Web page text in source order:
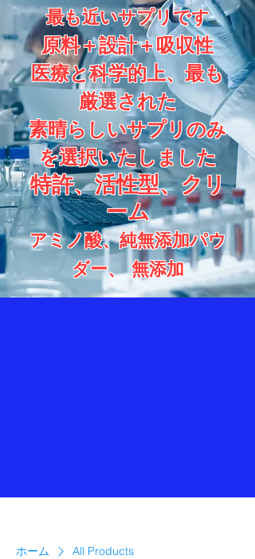
最も近い​サプリです
原料＋設計＋吸収性
医療と科学的上、最も
厳選された
素晴らしいサプリのみ
を選択いたしました
特許、活性型、クリ
ーム
アミノ酸、純無添加パウ
ダー、 無添加
ホーム All Products